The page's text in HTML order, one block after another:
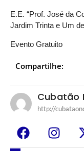
E.E. “Prof. José da
Jardim Trinta e Um
Evento Gratuito
Compartilhe:
Cubatão
http://